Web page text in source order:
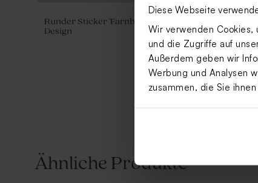
Diese Webseite
Wir verwenden Cookies,
und die Zugriffe auf
Außerdem geben wir
Werbung und Analysen
zusammen, die Sie
Runder Sticker 'Farnblatt' | Greenery-
Design
Ähnliche Produkte